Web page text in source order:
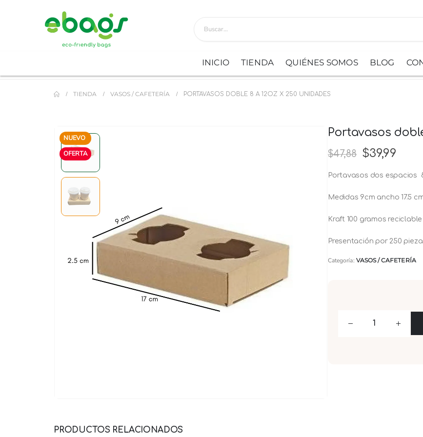
INICIO TIENDA QUIÉNES SOMOS BLOG
TIENDA VASOS / CAFETERÍA PORTAVASOS DOBLE 8 A 12OZ X 250 UNIDADES
NUEVO
OFERTA
Portavasos
$47,88 $39,99
Portavasos dos espacios
Medidas 9cm ancho 17.5
Kraft 100 gramos reciclable
Presentación por 250
Categoría: VASOS / CAFETERÍA
PRODUCTOS RELACIONADOS